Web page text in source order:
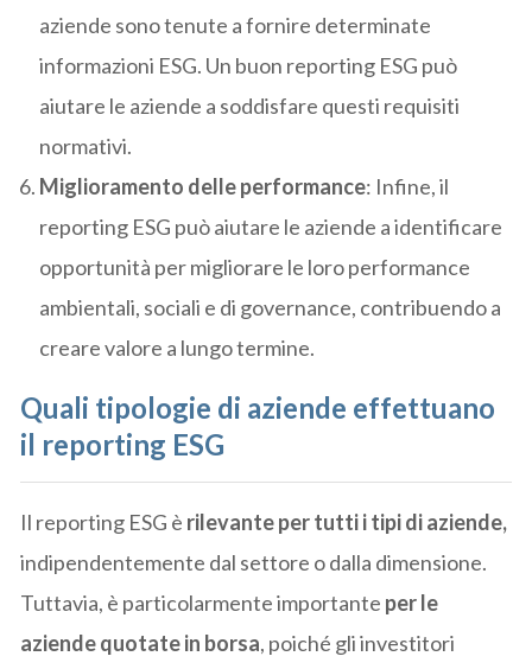
aziende sono tenute a fornire determinate
informazioni ESG. Un buon reporting ESG può
aiutare le aziende a soddisfare questi requisiti
normativi.
Miglioramento delle performance: Infine, il
reporting ESG può aiutare le aziende a identificare
opportunità per migliorare le loro performance
ambientali, sociali e di governance, contribuendo a
creare valore a lungo termine.
Quali tipologie di aziende effettuano
il reporting ESG
Il reporting ESG è rilevante per tutti i tipi di aziende,
indipendentemente dal settore o dalla dimensione.
Tuttavia, è particolarmente importante per le
aziende quotate in borsa, poiché gli investitori